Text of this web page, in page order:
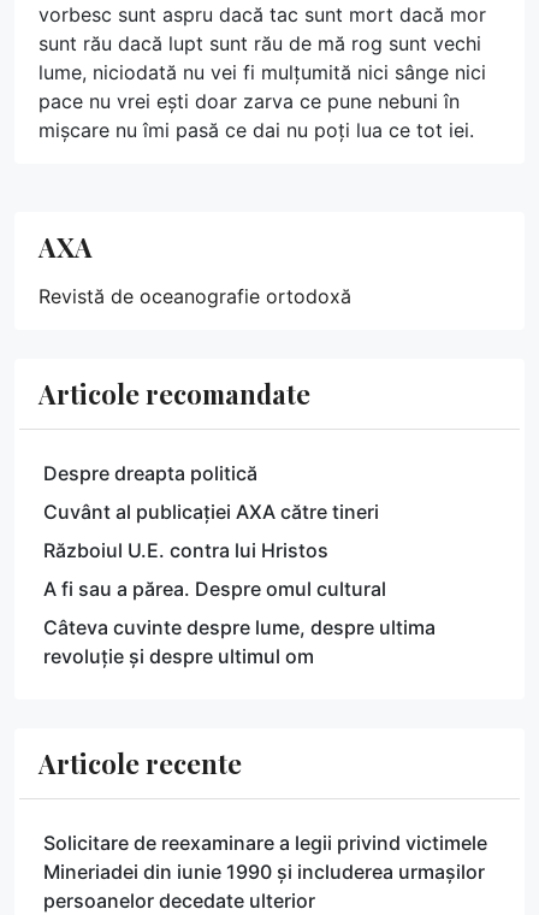
vorbesc sunt aspru dacă tac sunt mort dacă mor
sunt rău dacă lupt sunt rău de mă rog sunt vechi
lume, niciodată nu vei fi mulțumită nici sânge nici
pace nu vrei ești doar zarva ce pune nebuni în
mișcare nu îmi pasă ce dai nu poți lua ce tot iei.
AXA
Revistă de oceanografie ortodoxă
Articole recomandate
Despre dreapta politică
Cuvânt al publicației AXA către tineri
Războiul U.E. contra lui Hristos
A fi sau a părea. Despre omul cultural
Câteva cuvinte despre lume, despre ultima
revoluție și despre ultimul om
Articole recente
Solicitare de reexaminare a legii privind victimele
Mineriadei din iunie 1990 și includerea urmașilor
persoanelor decedate ulterior